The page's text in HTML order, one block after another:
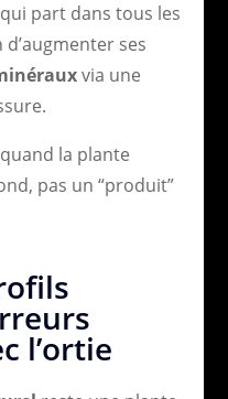
part dans tous les
d’augmenter ses
via une
la plante
pas un “produit”
l’ortie